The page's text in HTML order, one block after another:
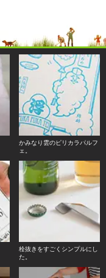
かみなり雲のピリカラパルフ
ェ。
栓抜きをすごくシンプルにし
た。